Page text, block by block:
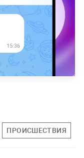
ПРОИСШЕСТВИЯ